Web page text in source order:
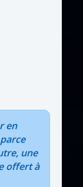
en
une
offert à